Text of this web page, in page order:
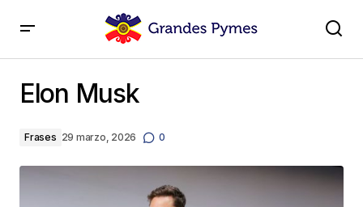
Elon Musk
Frases 29 marzo, 2026 0